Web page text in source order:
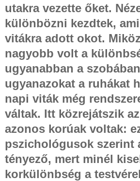
utakra vezette őket.
különbözni kezdtek,
vitákra adott okot.
nagyobb volt a
ugyanabban a
ugyanazokat a ruhákat
napi viták még
váltak. Itt közrejátszik
azonos korúak voltak:
pszichológusok szerint
tényező, mert minél
korkülönbség a